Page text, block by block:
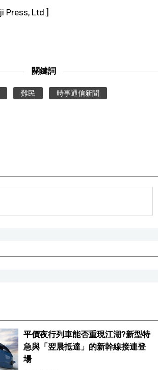
Press, Ltd.]
關鍵詞
難民 時事通信新聞
平價夜行列車能否重現江湖?新型特
急與「翌晨抵達」的新幹線接連登
場